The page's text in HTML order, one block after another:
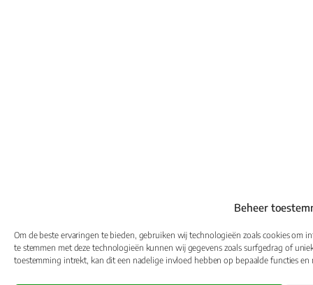
Beheer
Om de beste ervaringen te bieden, gebruiken wij technologieën zoals cookies om
te stemmen met deze technologieën kunnen wij gegevens zoals surfgedrag of
toestemming intrekt, kan dit een nadelige invloed hebben op bepaalde functies en